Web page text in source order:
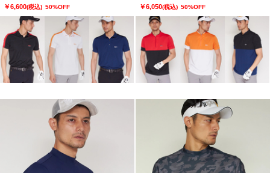
￥6,600(税込) 50%OFF ￥6,050(税込) 50%OFF